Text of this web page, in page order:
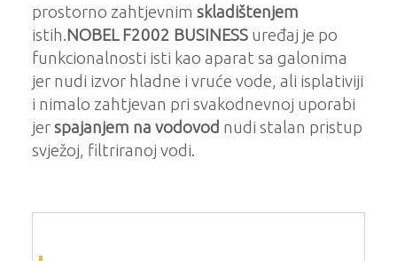
prostorno zahtjevnim skladištenjem
istih.NOBEL F2002 BUSINESS uređaj je po
funkcionalnosti isti kao aparat sa galonima
jer nudi izvor hladne i vruće vode, ali isplativiji
i nimalo zahtjevan pri svakodnevnoj uporabi
jerspajanjem na vodovod nudi stalan pristup
svježoj, filtriranoj vodi.